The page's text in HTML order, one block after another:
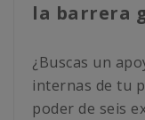
la barrera
¿Buscas un
internas de tu
poder de seis